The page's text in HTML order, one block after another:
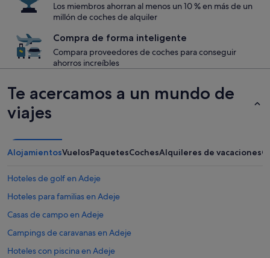
Los miembros ahorran al menos un 10 % en más de un
millón de coches de alquiler
Compra de forma inteligente
Compara proveedores de coches para conseguir
ahorros increíbles
Te acercamos a un mundo de
viajes
AlojamientosVuelosPaquetesCochesAlquileres de vacaciones
Hoteles de golf en Adeje
Hoteles para familias en Adeje
Casas de campo en Adeje
Campings de caravanas en Adeje
Hoteles con piscina en Adeje